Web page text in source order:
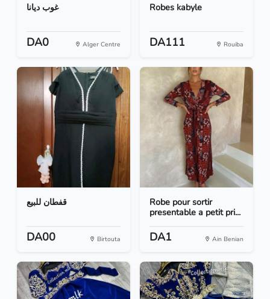
غوب ديانا
DA0 Alger Centre
Robes kabyle
DA111 Rouiba
قفطان للبيع
DA00 Birtouta
Robe pour sortir
presentable a petit pri...
DA1 Ain Benian